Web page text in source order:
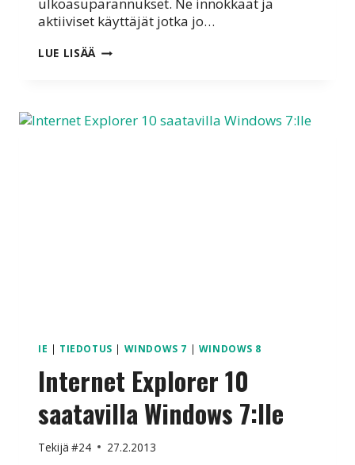
ulkoasuparannukset. Ne innokkaat ja
aktiiviset käyttäjät jotka jo…
LUE LISÄÄ WINDOWS
KLO
14
IE | TIEDOTUS | WINDOWS 7 | WINDOWS 8
Internet Explorer 10
saatavilla Windows 7:lle
Tekijä #24 27.2.2013